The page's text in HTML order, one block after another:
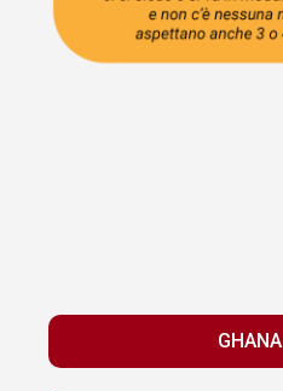
GHANA